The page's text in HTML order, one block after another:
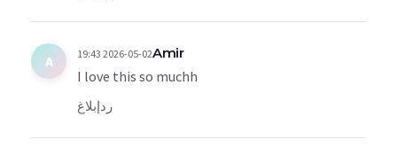
A Amir
2026-05-02 19:43
I love this so muchh
ردإبلاغ